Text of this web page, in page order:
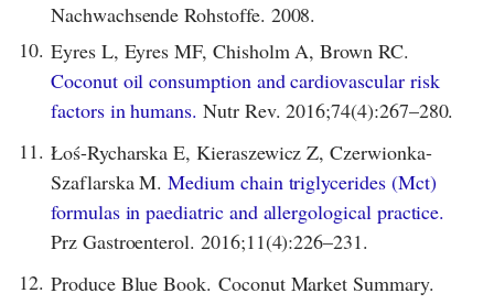
Nachwachsende Rohstoffe. 2008.
10. Eyres L, Eyres MF, Chisholm A, Brown RC.
Coconut oil consumption and cardiovascular risk
factors in humans. Nutr Rev. 2016;74(4):267–280.
11. Łoś-Rycharska E, Kieraszewicz Z, Czerwionka-
Szaflarska M.Medium chain triglycerides (Mct)
formulas in paediatric and allergological practice.
Prz Gastroenterol. 2016;11(4):226–231.
12. Produce Blue Book. Coconut Market Summary.